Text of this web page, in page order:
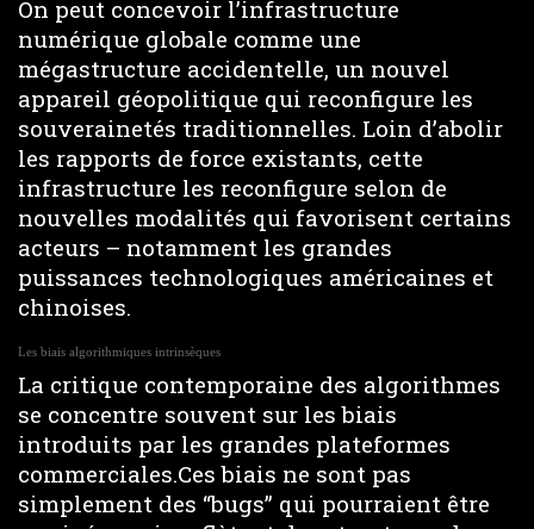
On peut concevoir l’infrastructure
numérique globale comme une
mégastructure accidentelle, un nouvel
appareil géopolitique qui reconfigure les
souverainetés traditionnelles. Loin d’abolir
les rapports de force existants, cette
infrastructure les reconfigure selon de
nouvelles modalités qui favorisent certains
acteurs – notamment les grandes
puissances technologiques américaines et
chinoises.
Les biais algorithmiques intrinsèques
La critique contemporaine des algorithmes
se concentre souvent sur les biais
introduits par les grandes plateformes
commerciales.Ces biais ne sont pas
simplement des “bugs” qui pourraient être